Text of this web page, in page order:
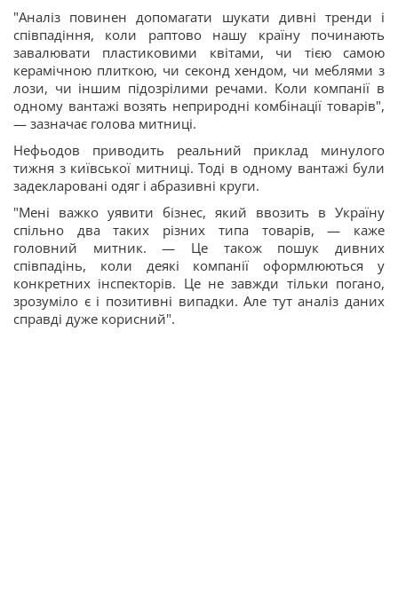
"Аналіз повинен допомагати шукати дивні тренди і
співпадіння, коли раптово нашу країну починають
завалювати пластиковими квітами, чи тією самою
керамічною плиткою, чи секонд хендом, чи меблями з
лози, чи іншим підозрілими речами. Коли компанії в
одному вантажі возять неприродні комбінації товарів",
— зазначає голова митниці.
Нефьодов приводить реальний приклад минулого
тижня з київської митниці. Тоді в одному вантажі були
задекларовані одяг і абразивні круги.
"Мені важко уявити бізнес, який ввозить в Україну
спільно два таких різних типа товарів, — каже
головний митник. — Це також пошук дивних
співпадінь, коли деякі компанії оформлюються у
конкретних інспекторів. Це не завжди тільки погано,
зрозуміло є і позитивні випадки. Але тут аналіз даних
справді дуже корисний".